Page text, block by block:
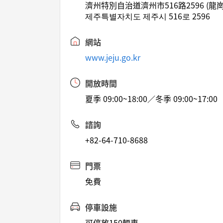
濟州特別自治道濟州市516路2596 (龍
제주특별자치도 제주시 516로 2596
網站
www.jeju.go.kr
開放時間
夏季 09:00~18:00／冬季 09:00~17:00
諮詢
+82-64-710-8688
門票
免費
停車設施